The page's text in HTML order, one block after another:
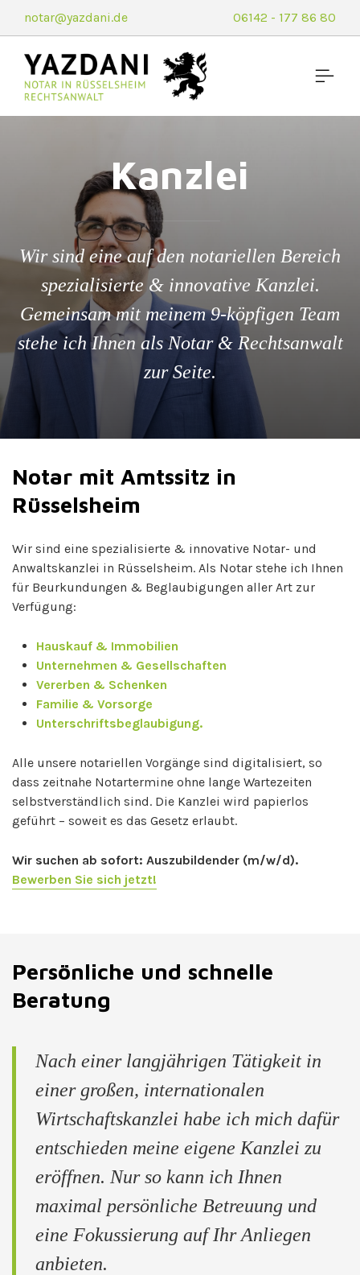
notar@yazdani.de 06142 - 177 86 80
Kanzlei
Wir sind eine auf den notariellen Bereich
spezialisierte & innovative Kanzlei.
Gemeinsam mit meinem 9-köpfigen Team
stehe ich Ihnen als Notar & Rechtsanwalt
zur Seite.
Notar mit Amtssitz in
Rüsselsheim
Wir sind eine spezialisierte & innovative Notar- und
Anwaltskanzlei in Rüsselsheim. Als Notar stehe ich Ihnen
für Beurkundungen & Beglaubigungen aller Art zur
Verfügung:
Hauskauf & Immobilien
Unternehmen & Gesellschaften
Vererben & Schenken
Familie & Vorsorge
Unterschriftsbeglaubigung.
Alle unsere notariellen Vorgänge sind digitalisiert, so
dass zeitnahe Notartermine ohne lange Wartezeiten
selbstverständlich sind. Die Kanzlei wird papierlos
geführt – soweit es das Gesetz erlaubt.
Wir suchen ab sofort: Auszubildender (m/w/d).
Bewerben Sie sich jetzt!
Persönliche und schnelle
Beratung
Nach einer langjährigen Tätigkeit in
einer großen, internationalen
Wirtschaftskanzlei habe ich mich dafür
entschieden meine eigene Kanzlei zu
eröffnen. Nur so kann ich Ihnen
maximal persönliche Betreuung und
eine Fokussierung auf Ihr Anliegen
anbieten.